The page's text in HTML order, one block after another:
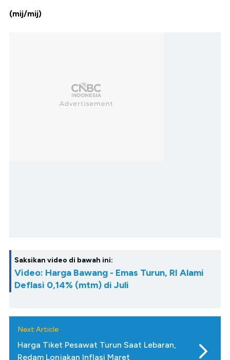
(mij/mij)
Saksikan video di bawah ini:
Video: Harga Bawang - Emas Turun, RI Alami
Deflasi 0,14% (mtm) di Juli
Next Article
Harga Tiket Pesawat Turun Saat Lebaran,
Redam Lonjakan Inflasi Maret